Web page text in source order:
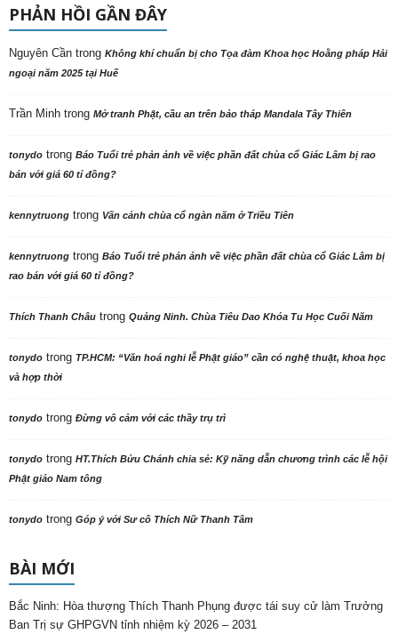
PHẢN HỒI GẦN ĐÂY
Nguyên Cần trong Không khí chuẩn bị cho Tọa đàm Khoa học Hoằng pháp Hải
ngoại năm 2025 tại Huế
Trần Minh trong Mở tranh Phật, cầu an trên bảo tháp Mandala Tây Thiên
tonydo trong Báo Tuổi trẻ phản ảnh về việc phần đất chùa cổ Giác Lâm bị rao
bán với giá 60 tỉ đồng?
kennytruong trong Vãn cảnh chùa cổ ngàn năm ở Triều Tiên
kennytruong trong Báo Tuổi trẻ phản ảnh về việc phần đất chùa cổ Giác Lâm bị
rao bán với giá 60 tỉ đồng?
Thích Thanh Châu trong Quảng Ninh. Chùa Tiêu Dao Khóa Tu Học Cuối Năm
tonydo trong TP.HCM: “Văn hoá nghi lễ Phật giáo” cần có nghệ thuật, khoa học
và hợp thời
tonydo trong Đừng vô cảm với các thầy trụ trì
tonydo trong HT.Thích Bửu Chánh chia sẻ: Kỹ năng dẫn chương trình các lễ hội
Phật giáo Nam tông
tonydo trong Góp ý với Sư cô Thích Nữ Thanh Tâm
BÀI MỚI
Bắc Ninh: Hòa thượng Thích Thanh Phụng được tái suy cử làm Trưởng
Ban Trị sự GHPGVN tỉnh nhiệm kỳ 2026 – 2031